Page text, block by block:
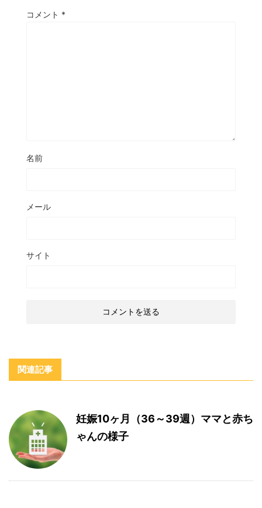
コメント *
名前
メール
サイト
関連記事
妊娠10ヶ月（36～39週）ママと赤ち
ゃんの様子